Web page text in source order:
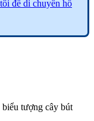
để di chuyển hồ
tượng cây bút